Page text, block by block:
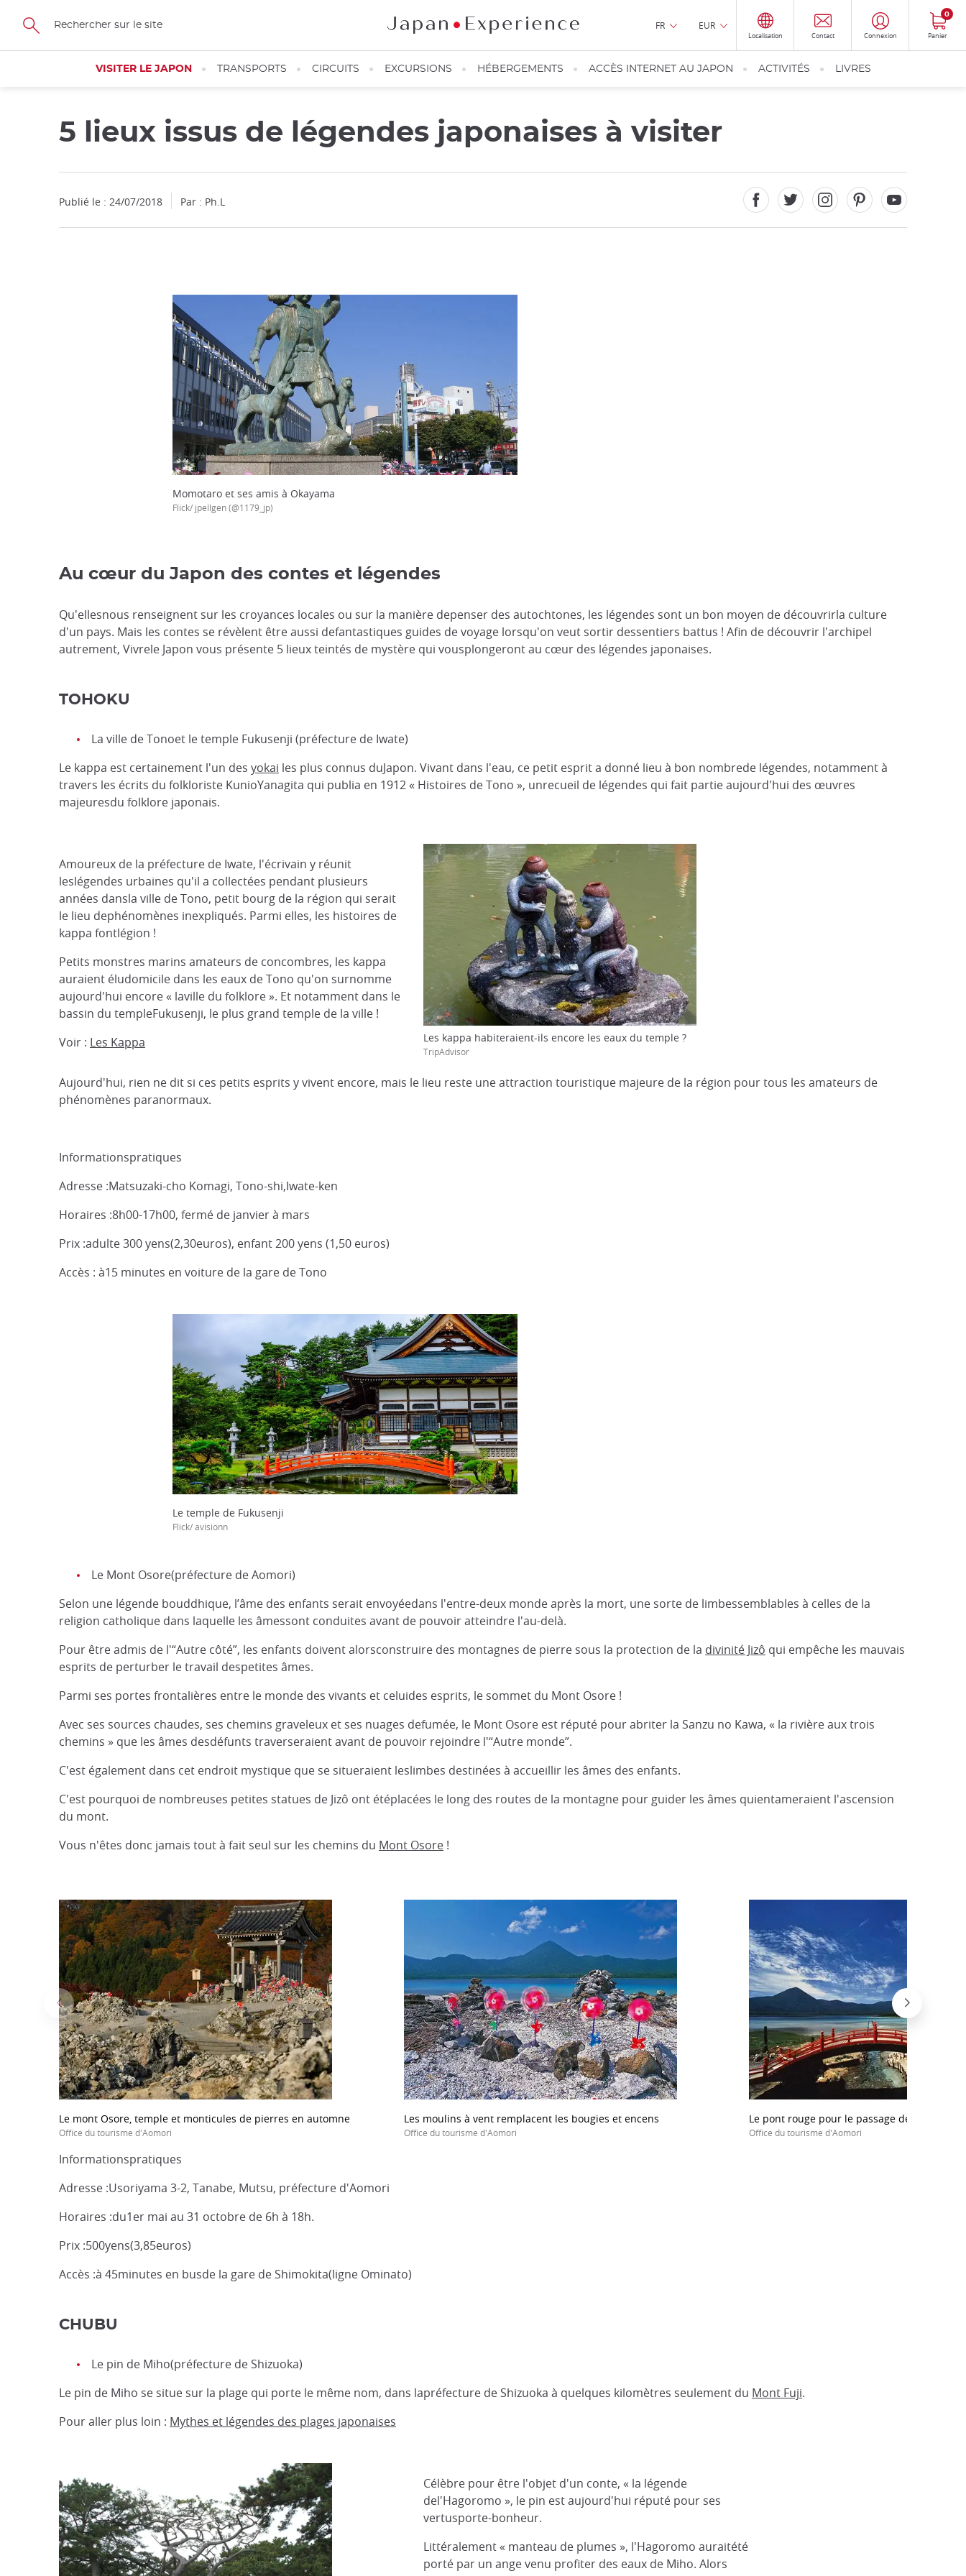
Skip
main
FR EUR
Localisation Contact Connexion Panier
0
VISITER LE JAPON TRANSPORTS CIRCUITS EXCURSIONS HÉBERGEMENTS ACCÈS INTERNET AU JAPON ACTIVITÉS LIVRES
5 lieux issus de légendes japonaises à visiter
Publié le : 24/07/2018 Par : Ph.L
Momotaro et ses amis à Okayama
Flick/ jpellgen (@1179_jp)
Au cœur du Japon des contes et légendes
Qu'ellesnous renseignent sur les croyances locales ou sur la manière depenser des autochtones, les légendes sont un bon moyen de découvrirla culture
d'un pays. Mais les contes se révèlent être aussi defantastiques guides de voyage lorsqu'on veut sortir dessentiers battus ! Afin de découvrir l'archipel
autrement, Vivrele Japon vous présente 5 lieux teintés de mystère qui vousplongeront au cœur des légendes japonaises.
TOHOKU
La ville de Tonoet le temple Fukusenji (préfecture de Iwate)
Le kappa est certainement l'un des yokai les plus connus duJapon. Vivant dans l'eau, ce petit esprit a donné lieu à bon nombrede légendes, notamment à
travers les écrits du folkloriste KunioYanagita qui publia en 1912 « Histoires de Tono », unrecueil de légendes qui fait partie aujourd'hui des œuvres
majeuresdu folklore japonais.
Amoureux de la préfecture de Iwate, l'écrivain y réunit
leslégendes urbaines qu'il a collectées pendant plusieurs
années dansla ville de Tono, petit bourg de la région qui serait
le lieu dephénomènes inexpliqués. Parmi elles, les histoires de
kappa fontlégion !
Petits monstres marins amateurs de concombres, les kappa
auraient éludomicile dans les eaux de Tono qu'on surnomme
aujourd'hui encore « laville du folklore ». Et notamment dans le
bassin du templeFukusenji, le plus grand temple de la ville !
Voir : Les Kappa Les kappa habiteraient-ils encore les eaux du temple ?
TripAdvisor
Aujourd'hui, rien ne dit si ces petits esprits y vivent encore, mais le lieu reste une attraction touristique majeure de la région pour tous les amateurs de
phénomènes paranormaux.
Informationspratiques
Adresse :Matsuzaki-cho Komagi, Tono-shi,Iwate-ken
Horaires :8h00-17h00, fermé de janvier à mars
Prix :adulte 300 yens(2,30euros), enfant 200 yens (1,50 euros)
Accès : à15 minutes en voiture de la gare de Tono
Le temple de Fukusenji
Flick/ avisionn
Le Mont Osore(préfecture de Aomori)
Selon une légende bouddhique, l’âme des enfants serait envoyéedans l'entre-deux monde après la mort, une sorte de limbessemblables à celles de la
religion catholique dans laquelle les âmessont conduites avant de pouvoir atteindre l'au-delà.
Pour être admis de l'“Autre côté”, les enfants doivent alorsconstruire des montagnes de pierre sous la protection de la divinité Jizô qui empêche les mauvais
esprits de perturber le travail despetites âmes.
Parmi ses portes frontalières entre le monde des vivants et celuides esprits, le sommet du Mont Osore !
Avec ses sources chaudes, ses chemins graveleux et ses nuages defumée, le Mont Osore est réputé pour abriter la Sanzu no Kawa, « la rivière aux trois
chemins » que les âmes desdéfunts traverseraient avant de pouvoir rejoindre l'“Autre monde”.
C'est également dans cet endroit mystique que se situeraient leslimbes destinées à accueillir les âmes des enfants.
C'est pourquoi de nombreuses petites statues de Jizô ont étéplacées le long des routes de la montagne pour guider les âmes quientameraient l'ascension
du mont.
Vous n'êtes donc jamais tout à fait seul sur les chemins du Mont Osore !
Le mont Osore, temple et monticules de pierres en automne
Office du tourisme d'Aomori
Les moulins à vent remplacent les bougies et encens
Office du tourisme d'Aomori
Le pont rouge pour le passage des âmes
Office du tourisme d'Aomori
Informationspratiques
Adresse :Usoriyama 3-2, Tanabe, Mutsu, préfecture d'Aomori
Horaires :du1er mai au 31 octobre de 6h à 18h.
Prix :500yens(3,85euros)
Accès :à 45minutes en busde la gare de Shimokita(ligne Ominato)
CHUBU
Le pin de Miho(préfecture de Shizuoka)
Le pin de Miho se situe sur la plage qui porte le même nom, dans lapréfecture de Shizuoka à quelques kilomètres seulement du Mont Fuji.
Pour aller plus loin : Mythes et légendes des plages japonaises
Célèbre pour être l'objet d'un conte, « la légende
del'Hagoromo », le pin est aujourd'hui réputé pour ses
vertusporte-bonheur.
Littéralement « manteau de plumes », l'Hagoromo auraitété
porté par un ange venu profiter des eaux de Miho. Alors